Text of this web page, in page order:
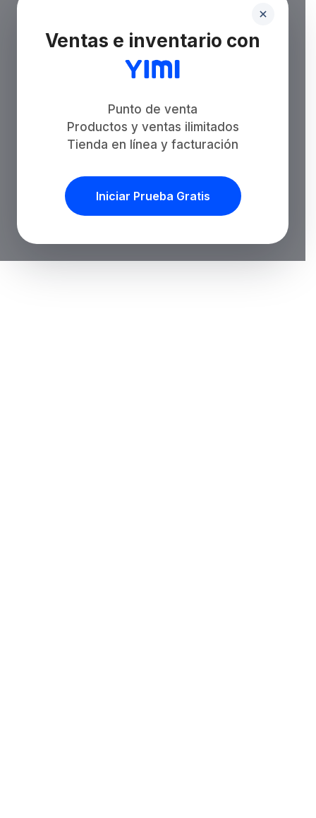
Ventas e inventario con
Punto de venta
Productos y ventas ilimitados
Tienda en línea y facturación
Iniciar Prueba Gratis